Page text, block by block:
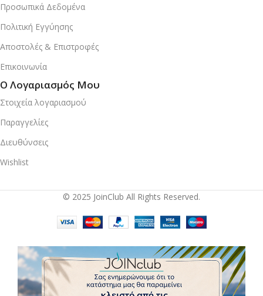
Προσωπικά Δεδομένα
Πολιτική Εγγύησης
Αποστολές & Επιστροφές
Επικοινωνία
Ο Λογαριασμός Μου
Στοιχεία λογαριασμού
Παραγγελίες
Διευθύνσεις
Wishlist
© 2025 JoinClub All Rights Reserved.